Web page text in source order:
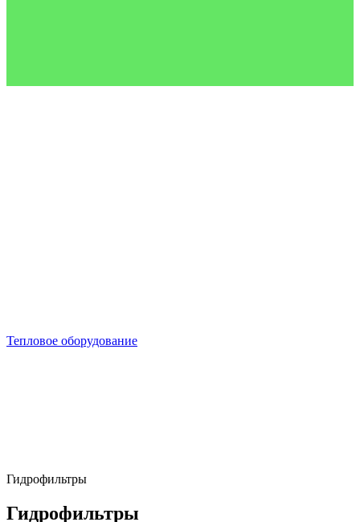
Тепловое оборудование
Гидрофильтры
Гидрофильтры